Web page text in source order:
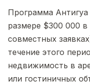
Программа
размере $300 000
совместных
течение этого
недвижимость в
или гостиничных